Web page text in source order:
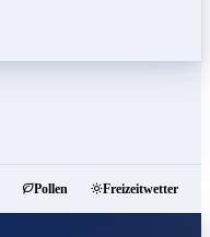
Pollen Freizeitwetter